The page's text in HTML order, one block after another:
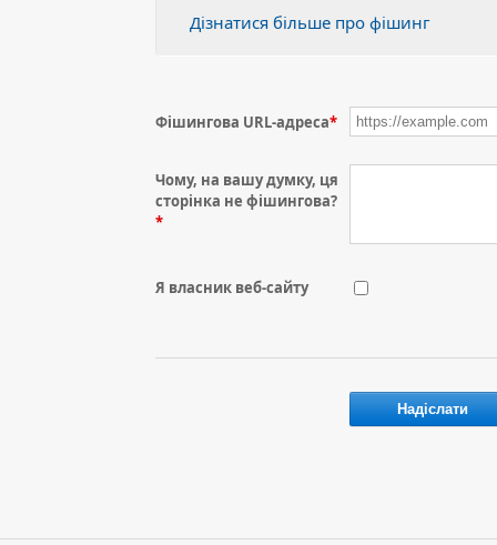
Дізнатися більше про фішинг
Фішингова URL-адреса*
Чому, на вашу думку, ця
сторінка не фішингова?
*
Я власник веб-сайту